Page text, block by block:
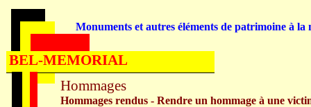
Hommages
Hommages rendus - Rendre un hommage à une
Monuments et autres éléments de patrimoine à la
BEL-MEMORIAL